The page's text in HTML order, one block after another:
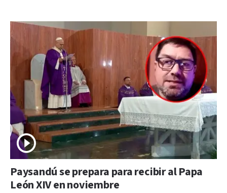
Paysandú se prepara para recibir al Papa
León XIV en noviembre